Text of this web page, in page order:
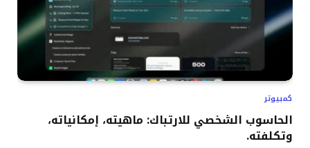
كمبيوتر
الحاسوب الشخصي للارتباك: ماهيته، إمكانياته،
وتكلفته.